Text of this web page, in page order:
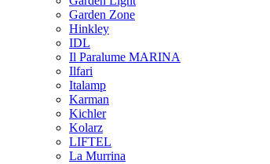
Garden Zone
Hinkley
IDL
Il Paralume MARINA
Ilfari
Italamp
Karman
Kichler
Kolarz
LIFTEL
La Murrina